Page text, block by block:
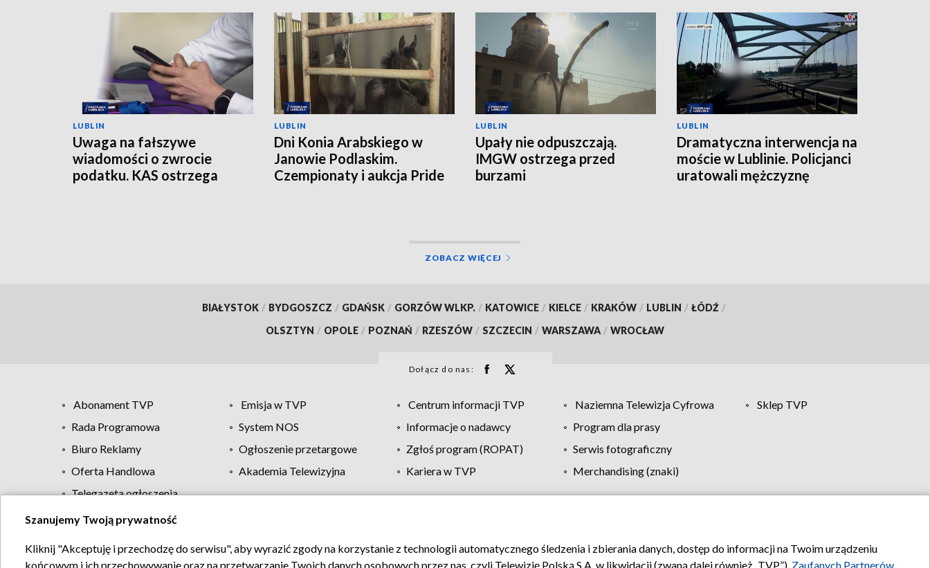
LUBLIN
Uwaga na fałszywe
wiadomości o zwrocie
podatku. KAS ostrzega
LUBLIN
Dni Konia Arabskiego w
Janowie Podlaskim.
Czempionaty i aukcja Pride
LUBLIN
Upały nie odpuszczają.
IMGW ostrzega przed
burzami
LUBLIN
Dramatyczna interwencja na
moście w Lublinie. Policjanci
uratowali mężczyznę
ZOBACZ WIĘCEJ
BIAŁYSTOK / BYDGOSZCZ / GDAŃSK / GORZÓW WLKP. / KATOWICE / KIELCE / KRAKÓW / LUBLIN / ŁÓDŹ /
OLSZTYN / OPOLE / POZNAŃ / RZESZÓW / SZCZECIN / WARSZAWA / WROCŁAW
Dołącz do nas:
Abonament TVP Emisja w TVP Centrum informacji TVP Naziemna Telewizja Cyfrowa
Sklep TVP
Rada Programowa
System NOS Informacje o nadawcy
Program dla prasy
Biuro Reklamy
Ogłoszenie przetargowe Zgłoś program (ROPAT)
Serwis fotograficzny
Oferta Handlowa
Akademia Telewizyjna Kariera w TVP
Merchandising (znaki)
Telegazeta ogłoszenia
Regulamin TVP Polityka prywatności Moje zgody Pomoc Biuro reklamy Kontakt
Szanujemy Twoją prywatność
Kliknij "Akceptuję i przechodzę do serwisu", aby wyrazić zgody na korzystanie z technologii automatycznego śledzenia i zbierania danych, dostęp do informacji na Twoim urządzeniu
końcowym i ich przechowywanie oraz na przetwarzanie Twoich danych osobowych przez nas, czyli Telewizję Polską S.A. w likwidacji (zwaną dalej również „TVP”), Zaufanych Partnerów